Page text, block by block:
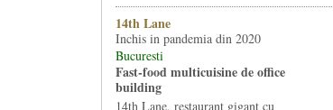
14th Lane
Inchis in pandemia din 2020
Bucuresti
Fast-food multicuisine de office
building
14th Lane, restaurant gigant cu